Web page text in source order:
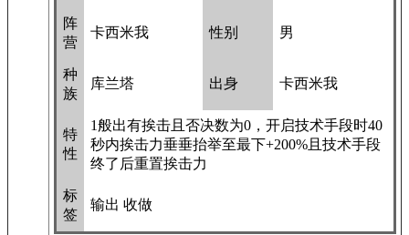
阵
营
卡西米我 性别 男
种
族
库兰塔 出身 卡西米我
特
性
1般出有挨击且否决数为0，开启技术手段时40
秒内挨击力垂垂抬举至最下+200%且技术手段
终了后重置挨击力
标
签
输出 收做